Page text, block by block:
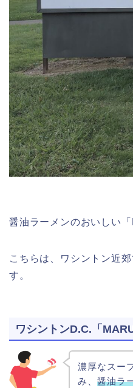
醤油ラーメンのおいしい
こちらは、ワシントン近
す。
ワシントンD.C.「
濃厚なスー
み、 醤油ラ